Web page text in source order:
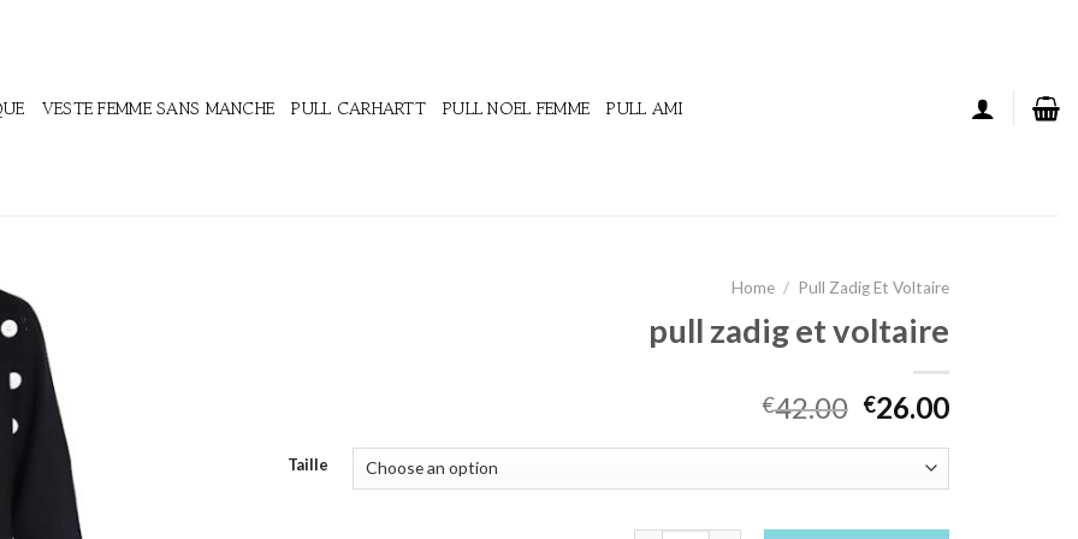
VESTE FEMME SANS MANCHE PULL CARHARTT PULL NOEL FEMME PULL AMI
Home / Pull Zadig Et Voltaire
pull zadig et voltaire
€42.00 €26.00
Taille